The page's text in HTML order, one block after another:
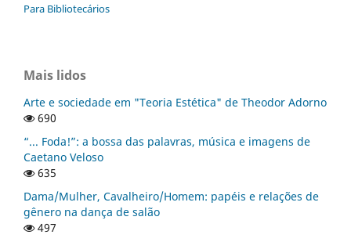
Para Bibliotecários
Mais lidos
Arte e sociedade em "Teoria Estética" de Theodor Adorno
690
“... Foda!”: a bossa das palavras, música e imagens de
Caetano Veloso
635
Dama/Mulher, Cavalheiro/Homem: papéis e relações de
gênero na dança de salão
497